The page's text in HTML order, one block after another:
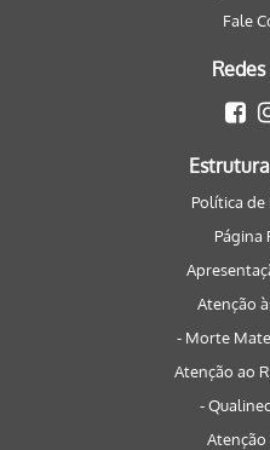
Fale
Política de
Página
Atenção
- Morte
Atenção ao
-
Atenção